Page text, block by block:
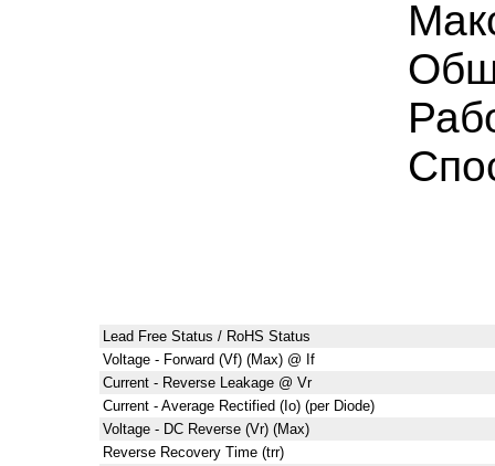
Lead Free Status / RoHS Status
Voltage - Forward (Vf) (Max) @ If
Current - Reverse Leakage @ Vr
Current - Average Rectified (Io) (per Diode)
Voltage - DC Reverse (Vr) (Max)
Reverse Recovery Time (trr)